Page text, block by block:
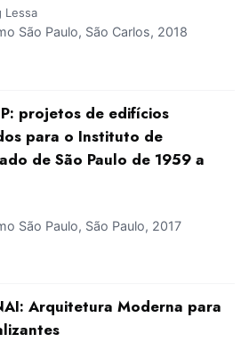
Lessa
São Paulo, São Carlos, 2018
projetos de edifícios
para o Instituto de
de São Paulo de 1959 a
São Paulo, São Paulo, 2017
Arquitetura Moderna para